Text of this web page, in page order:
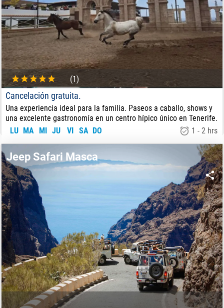
(1)
Cancelación gratuita.
Una experiencia ideal para la familia. Paseos a caballo, shows y
una excelente gastronomía en un centro hípico único en Tenerife.
LU MA MI JU VI SA DO 1 - 2 hrs
Jeep Safari Masca